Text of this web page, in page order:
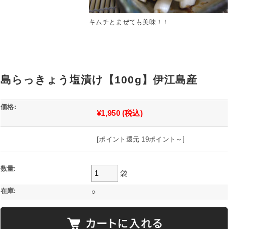
キムチとまぜても美味！！
島らっきょう塩漬け【100g】伊江島産
価格:
¥1,950 (税込)
[ポイント還元 19ポイント～]
数量:
袋
在庫: ○